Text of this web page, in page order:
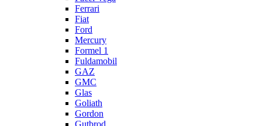
Ferrari
Fiat
Ford
Mercury
Formel 1
Fuldamobil
GAZ
GMC
Glas
Goliath
Gordon
Gutbrod